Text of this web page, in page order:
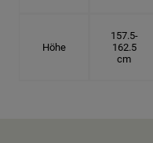
Höhe
157.5-
162.5
cm